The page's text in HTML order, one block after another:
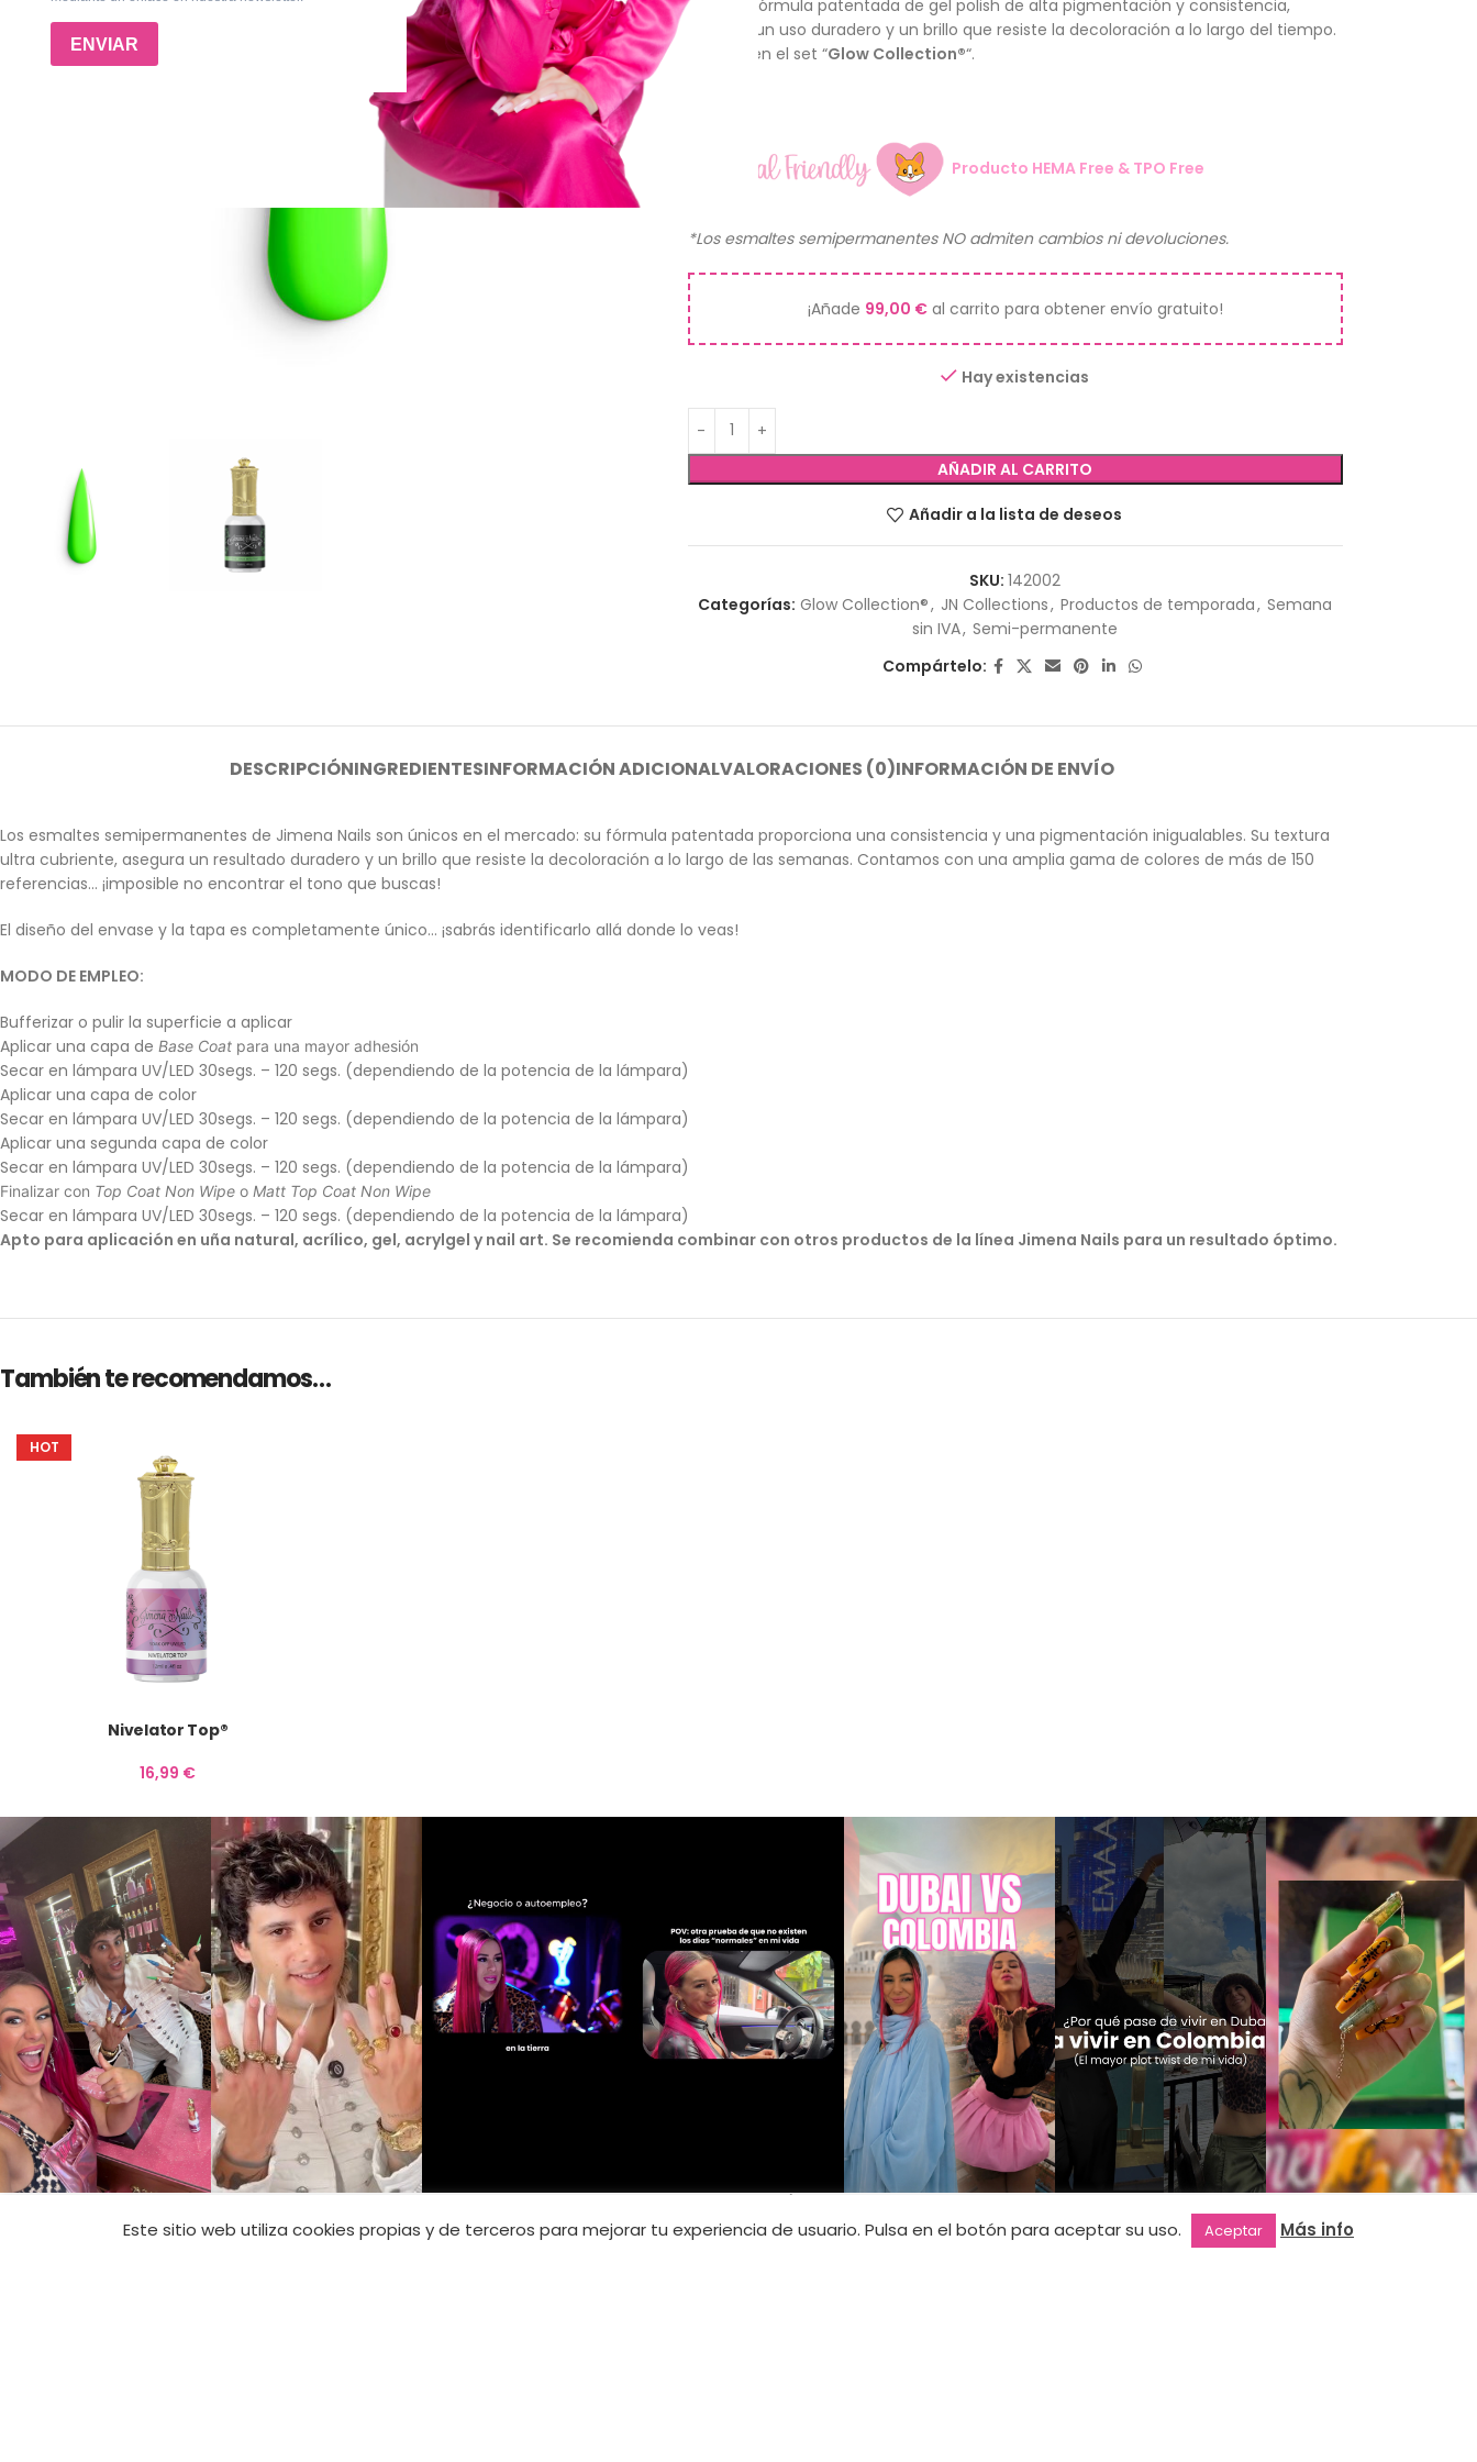
Nuestra fórmula patentada de gel polish de alta pigmentación y consistencia,
asegura un uso duradero y un brillo que resiste la decoloración a lo largo del tiempo.
Incluido en el set “Glow Collection®“.
Producto HEMA Free & TPO Free
*Los esmaltes semipermanentes NO admiten cambios ni devoluciones.
¡Añade 99,00 €al carrito para obtener envío gratuito!
Hay existencias
AÑADIR AL CARRITO
Añadir a la lista de deseos
SKU:142002
Categorías: Glow Collection®, JN Collections, Productos de temporada, Semana
sin IVA, Semi-permanente
Compártelo:
DESCRIPCIÓNINGREDIENTESINFORMACIÓN ADICIONALVALORACIONES (0)INFORMACIÓN DE ENVÍO
Los esmaltes semipermanentes de Jimena Nails son únicos en el mercado: su fórmula patentada proporciona una consistencia y una pigmentación inigualables. Su textura
ultra cubriente, asegura un resultado duradero y un brillo que resiste la decoloración a lo largo de las semanas. Contamos con una amplia gama de colores de más de 150
referencias… ¡imposible no encontrar el tono que buscas!
El diseño del envase y la tapa es completamente único… ¡sabrás identificarlo allá donde lo veas!
MODO DE EMPLEO:
Bufferizar o pulir la superficie a aplicar
Aplicar una capa de Base Coat para una mayor adhesión
Secar en lámpara UV/LED 30segs. – 120 segs. (dependiendo de la potencia de la lámpara)
Aplicar una capa de color
Secar en lámpara UV/LED 30segs. – 120 segs. (dependiendo de la potencia de la lámpara)
Aplicar una segunda capa de color
Secar en lámpara UV/LED 30segs. – 120 segs. (dependiendo de la potencia de la lámpara)
Finalizar con Top Coat Non Wipe o Matt Top Coat Non Wipe
Secar en lámpara UV/LED 30segs. – 120 segs. (dependiendo de la potencia de la lámpara)
Apto para aplicación en uña natural, acrílico, gel, acrylgel y nail art. Se recomienda combinar con otros productos de la línea Jimena Nails para un resultado óptimo.
También te recomendamos…
HOT
Nivelator Top®
16,99 €
Suscríbete a nuestra newsletter y
Este sitio web utiliza cookies propias y de terceros para mejorar tu experiencia de usuario. Pulsa en el botón para aceptar su uso. Aceptar Más info